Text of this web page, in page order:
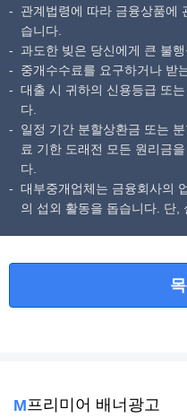
관계법령에 따라 금융상품에
습니다.
과도한 빚은 당신에게 큰 불
중개수수료를 요구하거나 받
대출 시 귀하의 신용등급 또
다.
일정 기간 분할상환금 또는
료 기한 도래전 모든 원리금
다.
대부중개업체는 금융회사의
의 섭외 활동을 돕습니다. 단,
M프리미어 배너광고